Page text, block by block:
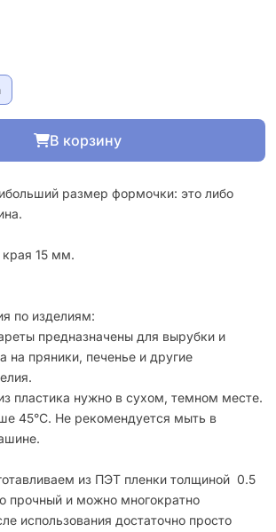
В корзину
размер формочки: это либо
15 мм.
по изделиям:
предназначены для вырубки и
на пряники, печенье и другие
пластика нужно в сухом, темном месте.
45°С. Не рекомендуется мыть в
из ПЭТ пленки толщиной 0.5
прочный и можно многократно
использования достаточно просто